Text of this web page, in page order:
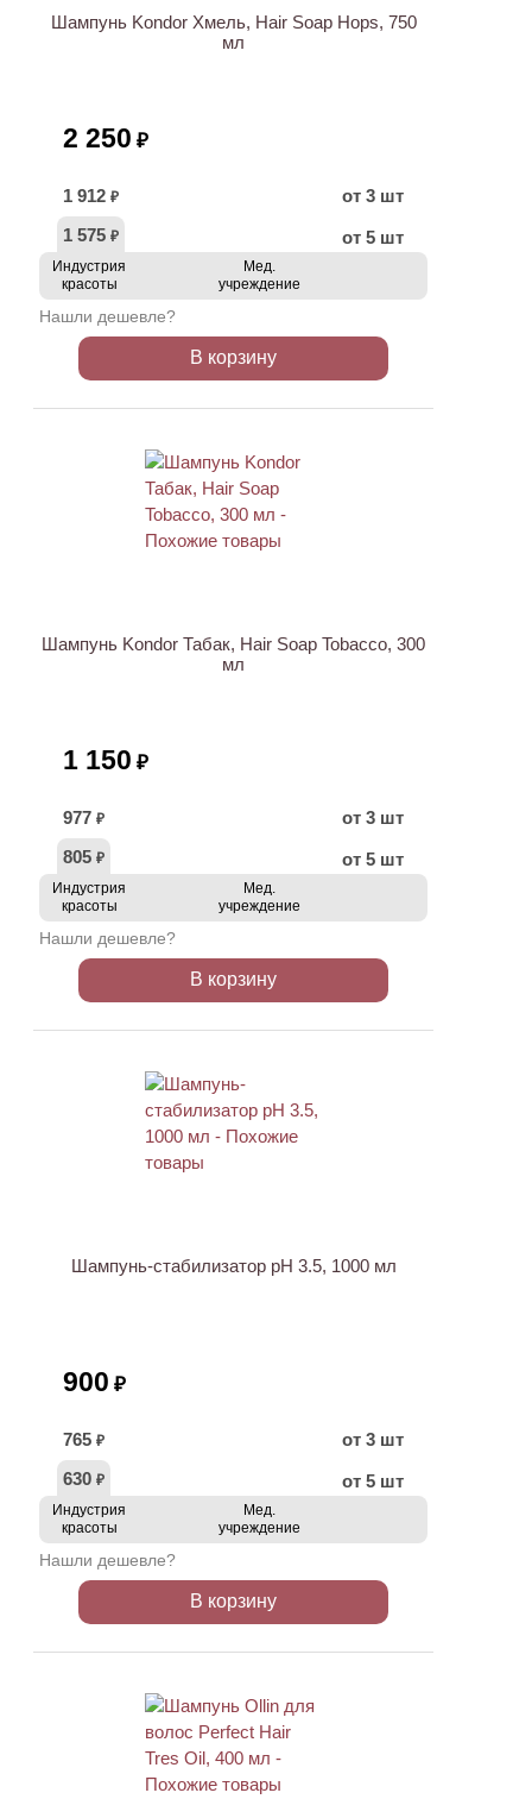
Шампунь Kondor Хмель, Hair Soap Hops, 750
мл
2 250 ₽
1 912 ₽
от 3 шт
1 575 ₽ от 5 шт
Индустрия
красоты
Мед.
учреждение
Нашли дешевле?
В корзину
Шампунь Kondor Табак, Hair Soap Tobacco, 300
мл
1 150 ₽
977 ₽
от 3 шт
805 ₽ от 5 шт
Индустрия
красоты
Мед.
учреждение
Нашли дешевле?
В корзину
Шампунь-стабилизатор pH 3.5, 1000 мл
900 ₽
765 ₽
от 3 шт
630 ₽ от 5 шт
Индустрия
красоты
Мед.
учреждение
Нашли дешевле?
В корзину